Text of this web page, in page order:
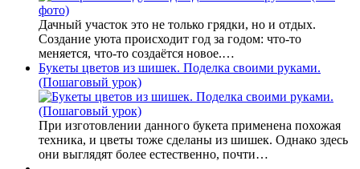
Дачный участок это не только грядки, но и отдых.
Создание уюта происходит год за годом: что-то
меняется, что-то создаётся новое.…
Букеты цветов из шишек. Поделка своими руками.
(Пошаговый урок)
При изготовлении данного букета применена похожая
техника, и цветы тоже сделаны из шишек. Однако здесь
они выглядят более естественно, почти…